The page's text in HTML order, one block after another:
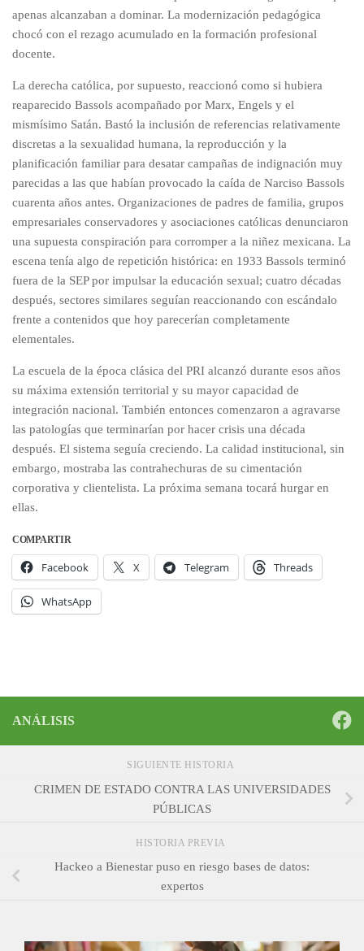
apenas alcanzaban a dominar. La modernización pedagógica
chocó con el rezago acumulado en la formación profesional
docente.
La derecha católica, por supuesto, reaccionó como si hubiera
reaparecido Bassols acompañado por Marx, Engels y el
mismísimo Satán. Bastó la inclusión de referencias relativamente
discretas a la sexualidad humana, la reproducción y la
planificación familiar para desatar campañas de indignación muy
parecidas a las que habían provocado la caída de Narciso Bassols
cuarenta años antes. Organizaciones de padres de familia, grupos
empresariales conservadores y asociaciones católicas denunciaron
una supuesta conspiración para corromper a la niñez mexicana. La
escena tenía algo de repetición histórica: en 1933 Bassols terminó
fuera de la SEP por impulsar la educación sexual; cuatro décadas
después, sectores similares seguían reaccionando con escándalo
frente a contenidos que hoy parecerían completamente
elementales.
La escuela de la época clásica del PRI alcanzó durante esos años
su máxima extensión territorial y su mayor capacidad de
integración nacional. También entonces comenzaron a agravarse
las patologías que terminarían por hacer crisis una década
después. El sistema seguía creciendo. La calidad institucional, sin
embargo, mostraba las contrahechuras de su cimentación
corporativa y clientelista. La próxima semana tocará hurgar en
ellas.
COMPARTIR
Facebook X Telegram Threads
WhatsApp
ANÁLISIS
SIGUIENTE HISTORIA
CRIMEN DE ESTADO CONTRA LAS UNIVERSIDADES
PÚBLICAS
HISTORIA PREVIA
Hackeo a Bienestar puso en riesgo bases de datos:
expertos